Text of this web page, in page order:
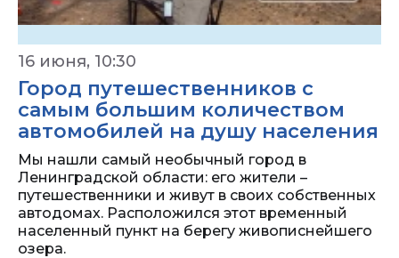
16 июня, 10:30
Город путешественников с
самым большим количеством
автомобилей на душу населения
Мы нашли самый необычный город в
Ленинградской области: его жители –
путешественники и живут в своих собственных
автодомах. Расположился этот временный
населенный пункт на берегу живописнейшего
озера.